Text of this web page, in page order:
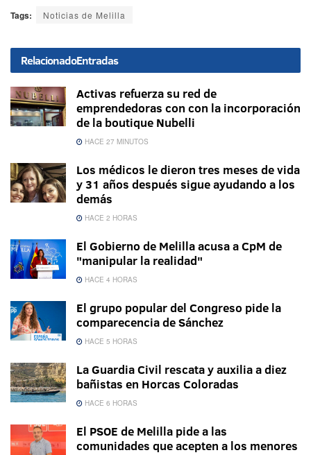
Tags: Noticias de Melilla
RelacionadoEntradas
Activas refuerza su red de
emprendedoras con con la incorporación
de la boutique Nubelli
HACE 27 MINUTOS
Los médicos le dieron tres meses de vida
y 31 años después sigue ayudando a los
demás
HACE 2 HORAS
El Gobierno de Melilla acusa a CpM de
"manipular la realidad"
HACE 4 HORAS
El grupo popular del Congreso pide la
comparecencia de Sánchez
HACE 5 HORAS
La Guardia Civil rescata y auxilia a diez
bañistas en Horcas Coloradas
HACE 6 HORAS
El PSOE de Melilla pide a las
comunidades que acepten a los menores